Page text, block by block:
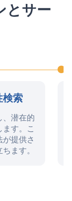
とサー
検索
、潜在的
す。こ
提供さ
ます。